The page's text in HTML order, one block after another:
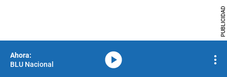
PUBLICIDAD
BLU Nacional